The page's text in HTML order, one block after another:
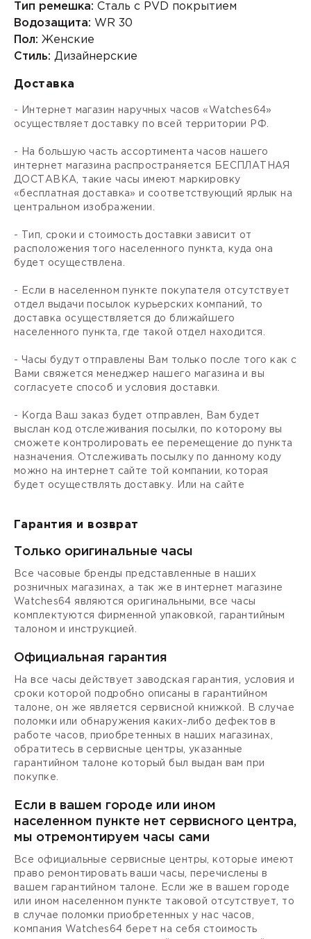
Тип ремешка: Сталь с PVD покрытием
Водозащита: WR 30
Пол: Женские
Стиль: Дизайнерские
Доставка
- Интернет магазин наручных часов «Watches64»
осуществляет доставку по всей территории РФ.
- На большую часть ассортимента часов нашего
интернет магазина распространяется БЕСПЛАТНАЯ
ДОСТАВКА, такие часы имеют маркировку
«бесплатная доставка» и соответствующий ярлык на
центральном изображении.
- Тип, сроки и стоимость доставки зависит от
расположения того населенного пункта, куда она
будет осуществлена.
- Если в населенном пункте покупателя отсутствует
отдел выдачи посылок курьерских компаний, то
доставка осуществляется до ближайшего
населенного пункта, где такой отдел находится.
- Часы будут отправлены Вам только после того как с
Вами свяжется менеджер нашего магазина и вы
согласуете способ и условия доставки.
- Когда Ваш заказ будет отправлен, Вам будет
выслан код отслеживания посылки, по которому вы
сможете контролировать ее перемещение до пункта
назначения. Отслеживать посылку по данному коду
можно на интернет сайте той компании, которая
будет осуществлять доставку. Или на сайте
Гарантия и возврат
Только оригинальные часы
Все часовые бренды представленные в наших
розничных магазинах, а так же в интернет магазине
Watches64 являются оригинальными, все часы
комплектуются фирменной упаковкой, гарантийным
талоном и инструкцией.
Официальная гарантия
На все часы действует заводская гарантия, условия и
сроки которой подробно описаны в гарантийном
талоне, он же является сервисной книжкой. В случае
поломки или обнаружения каких-либо дефектов в
работе часов, приобретенных в наших магазинах,
обратитесь в сервисные центры, указанные
гарантийном талоне который был выдан вам при
покупке.
Если в вашем городе или ином
населенном пункте нет сервисного центра,
мы отремонтируем часы сами
Все официальные сервисные центры, которые имеют
право ремонтировать ваши часы, перечислены в
вашем гарантийном талоне. Если же в вашем городе
или ином населенном пункте таковой отсутствует, то
в случае поломки приобретенных у нас часов,
компания Watches64 берет на себя стоимость